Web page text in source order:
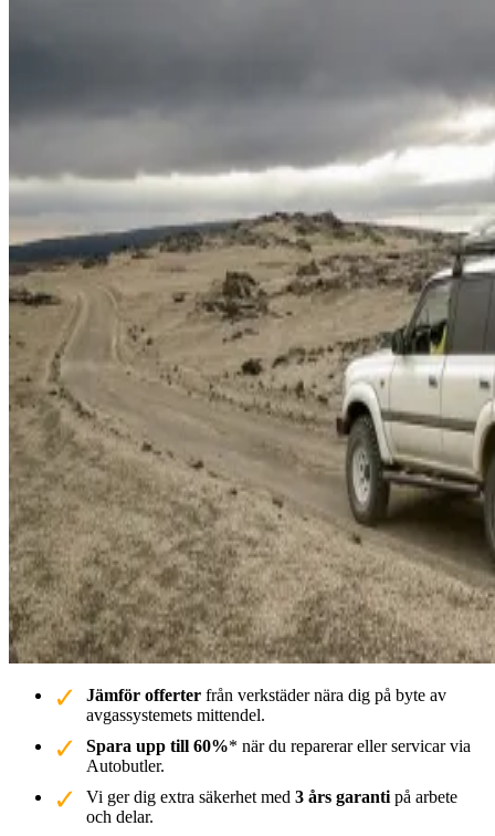
Jämför offerter från verkstäder nära dig på byte av
avgassystemets mittendel.
Spara upp till 60%* när du reparerar eller servicar via
Autobutler.
Vi ger dig extra säkerhet med 3 års garanti på arbete
och delar.